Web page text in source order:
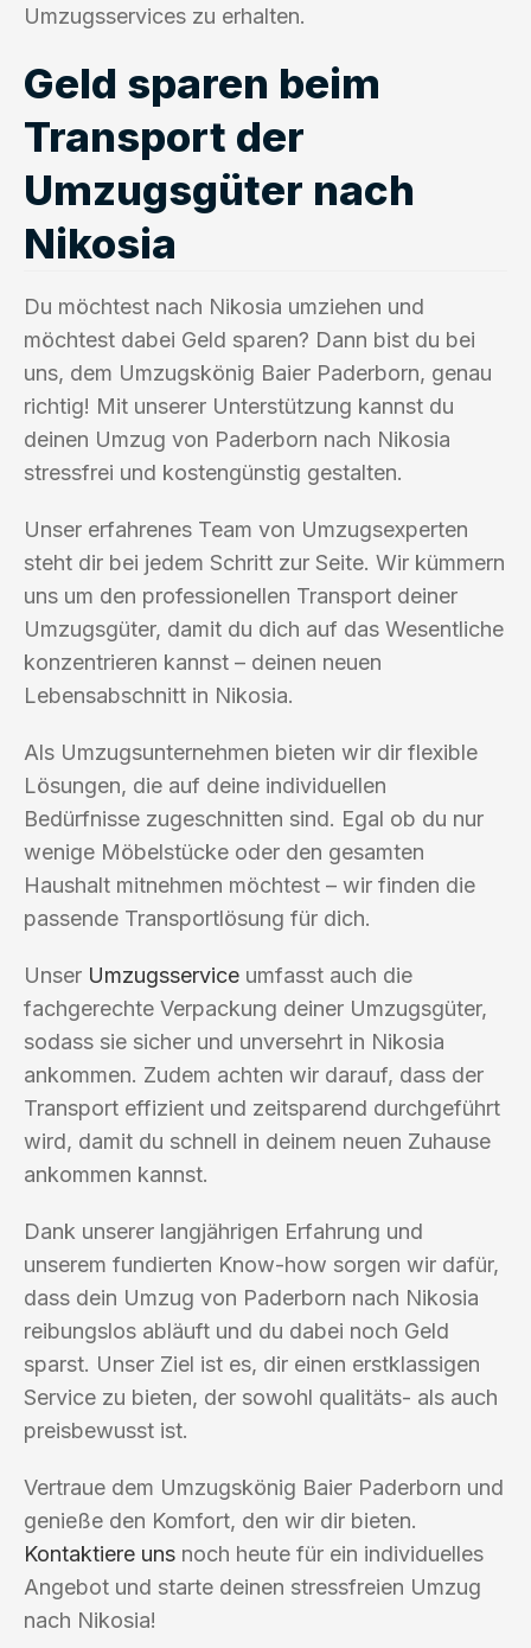
Umzugsservices zu erhalten.
Geld sparen beim
Transport der
Umzugsgüter nach
Nikosia
Du möchtest nach Nikosia umziehen und
möchtest dabei Geld sparen? Dann bist du bei
uns, dem Umzugskönig Baier Paderborn, genau
richtig! Mit unserer Unterstützung kannst du
deinen Umzug von Paderborn nach Nikosia
stressfrei und kostengünstig gestalten.
Unser erfahrenes Team von Umzugsexperten
steht dir bei jedem Schritt zur Seite. Wir kümmern
uns um den professionellen Transport deiner
Umzugsgüter, damit du dich auf das Wesentliche
konzentrieren kannst – deinen neuen
Lebensabschnitt in Nikosia.
Als Umzugsunternehmen bieten wir dir flexible
Lösungen, die auf deine individuellen
Bedürfnisse zugeschnitten sind. Egal ob du nur
wenige Möbelstücke oder den gesamten
Haushalt mitnehmen möchtest – wir finden die
passende Transportlösung für dich.
Unser Umzugsservice umfasst auch die
fachgerechte Verpackung deiner Umzugsgüter,
sodass sie sicher und unversehrt in Nikosia
ankommen. Zudem achten wir darauf, dass der
Transport effizient und zeitsparend durchgeführt
wird, damit du schnell in deinem neuen Zuhause
ankommen kannst.
Dank unserer langjährigen Erfahrung und
unserem fundierten Know-how sorgen wir dafür,
dass dein Umzug von Paderborn nach Nikosia
reibungslos abläuft und du dabei noch Geld
sparst. Unser Ziel ist es, dir einen erstklassigen
Service zu bieten, der sowohl qualitäts- als auch
preisbewusst ist.
Vertraue dem Umzugskönig Baier Paderborn und
genieße den Komfort, den wir dir bieten.
Kontaktiere uns noch heute für ein individuelles
Angebot und starte deinen stressfreien Umzug
nach Nikosia!